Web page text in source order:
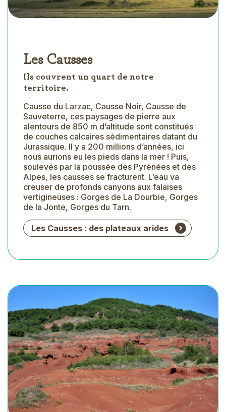
Les Causses
Ils couvrent un quart de notre
territoire.
Causse du Larzac, Causse Noir, Causse de
Sauveterre, ces paysages de pierre aux
alentours de 850 m d’altitude sont constitués
de couches calcaires sédimentaires datant du
Jurassique. Il y a 200 millions d’années, ici
nous aurions eu les pieds dans la mer ! Puis,
soulevés par la poussée des Pyrénées et des
Alpes, les causses se fracturent. L’eau va
creuser de profonds canyons aux falaises
vertigineuses : Gorges de La Dourbie, Gorges
de la Jonte, Gorges du Tarn.
Les Causses : des plateaux arides